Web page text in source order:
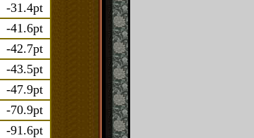
-31.4pt
-41.6pt
-42.7pt
-43.5pt
-47.9pt
-70.9pt
-91.6pt